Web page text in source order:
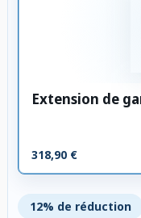
Extension de
318,90 €
12% de réduction